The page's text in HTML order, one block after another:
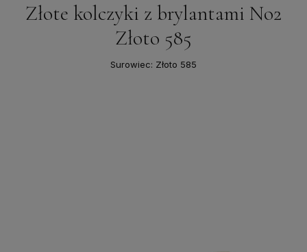
Złote kolczyki z brylantami No2
Złoto 585
Surowiec: Złoto 585